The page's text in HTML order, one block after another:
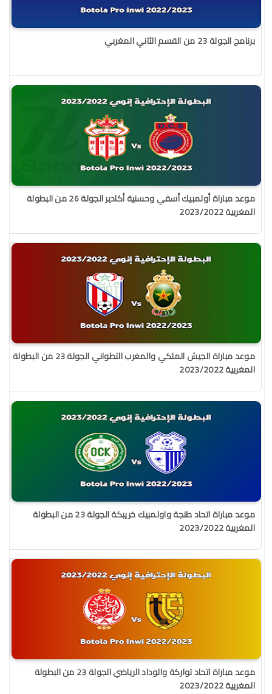
برنامج الجولة 23 من القسم الثاني المغربي
موعد مباراة أولمبيك أسفي وحسنية أكادير الجولة 26 من البطولة
المغربية 2023/2022
موعد مباراة الجيش الملكي والمغرب التطواني الجولة 23 من البطولة
المغربية 2023/2022
موعد مباراة اتحاد طنجة واولمبيك خريبكة الجولة 23 من البطولة
المغربية 2023/2022
موعد مباراة اتحاد تواركة والوداد الرياضي الجولة 23 من البطولة
المغربية 2023/2022